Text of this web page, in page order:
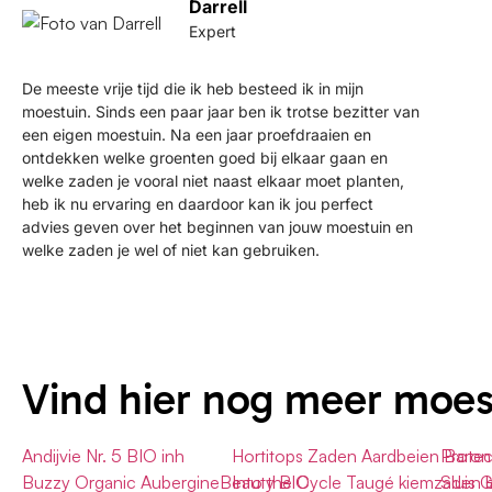
Darrell
Expert
De meeste vrije tijd die ik heb besteed ik in mijn
moestuin. Sinds een paar jaar ben ik trotse bezitter van
een eigen moestuin. Na een jaar proefdraaien en
ontdekken welke groenten goed bij elkaar gaan en
welke zaden je vooral niet naast elkaar moet planten,
heb ik nu ervaring en daardoor kan ik jou perfect
advies geven over het beginnen van jouw moestuin en
welke zaden je wel of niet kan gebruiken.
Vind hier nog meer
Andijvie Nr. 5 BIO inh
Buzzy Organic AubergineBeauty BIO
Hortitops Zaden Aardbeien
Into the Cycle Taugé kiemzaden
Sluis